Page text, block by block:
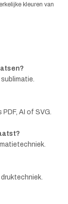
kleuren van
AI of SVG.